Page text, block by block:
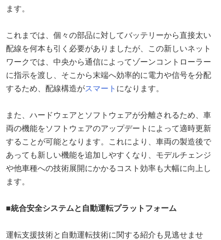
ます。
これまでは、個々の部品に対してバッテリーから直接太い
配線を何本も引く必要がありましたが、この新しいネット
ワークでは、中央から通信によってゾーンコントローラー
に指示を渡し、そこから末端へ効率的に電力や信号を分配
するため、配線構造がスマート になります。
また、ハードウェアとソフトウェアが分離されるため、車
両の機能をソフトウェアのアップデートによって適時更新
することが可能となります。これにより、車両の製造後で
あっても新しい機能を追加しやすくなり、モデルチェンジ
や他車種への技術展開にかかるコスト効率も大幅に向上し
ます。
■統合安全システムと自動運転プラットフォーム
運転支援技術と自動運転技術に関する紹介も見逃せませ